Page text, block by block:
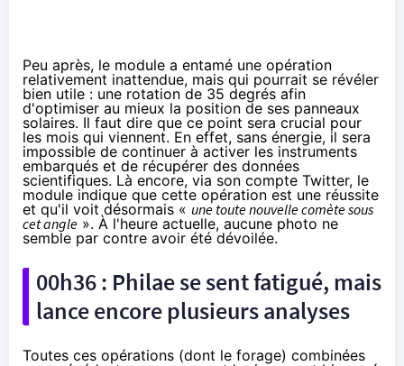
Peu après, le module a entamé une opération
relativement inattendue, mais qui pourrait se révéler
bien utile : une rotation de 35 degrés afin
d'optimiser au mieux la position de ses panneaux
solaires. Il faut dire que ce point sera crucial pour
les mois qui viennent. En effet, sans énergie, il sera
impossible de continuer à activer les instruments
embarqués et de récupérer des données
scientifiques. Là encore, via son compte Twitter, le
module indique que cette opération est une réussite
et qu'il voit désormais « une toute nouvelle comète sous
cet angle ». À l'heure actuelle, aucune photo ne
semble par contre avoir été dévoilée.
00h36 : Philae se sent fatigué, mais
lance encore plusieurs analyses
Toutes ces opérations (dont le forage) combinées